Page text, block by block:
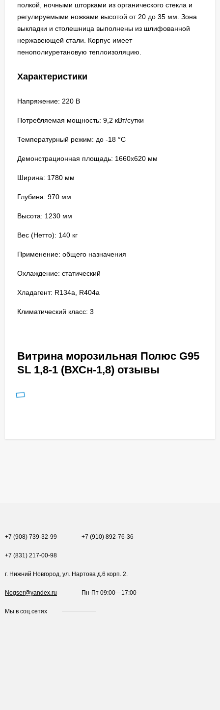
полкой, ночными шторками из органического стекла и
регулируемыми ножками высотой от 20 до 35 мм. Зона
выкладки и столешница выполнены из шлифованной
нержавеющей стали. Корпус имеет
пенополиуретановую теплоизоляцию.
Характеристики
Напряжение: 220 В
Потребляемая мощность: 9,2 кВт/сутки
Температурный режим: до -18 °C
Демонстрационная площадь: 1660х620 мм
Ширина: 1780 мм
Глубина: 970 мм
Высота: 1230 мм
Вес (Нетто): 140 кг
Применение: общего назначения
Охлаждение: статический
Хладагент: R134a, R404a
Климатический класс: 3
Витрина морозильная Полюс G95
SL 1,8-1 (ВХСн-1,8) отзывы
+7 (908) 739-32-99 +7 (910) 892-76-36
+7 (831) 217-00-98
г. Нижний Новгород, ул. Нартова д.6 корп. 2.
Nogser@yandex.ru Пн-Пт 09:00—17:00
Мы в соц.сетях